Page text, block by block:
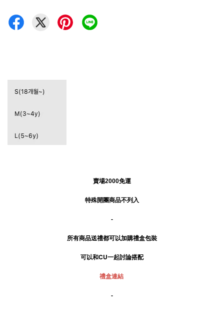
賣場2000免運
特殊開團商品不列入
-
所有商品送禮都可以加購禮盒包裝
可以和CU一起討論搭配
禮盒連結
-